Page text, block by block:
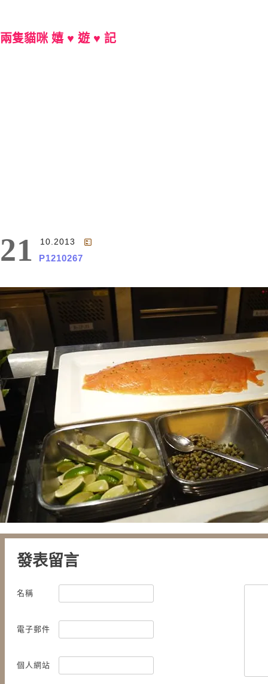
兩隻貓咪 嬉 ♥ 遊 ♥ 記
21 10.2013
P1210267
發表留言
名稱
電子郵件
個人網站